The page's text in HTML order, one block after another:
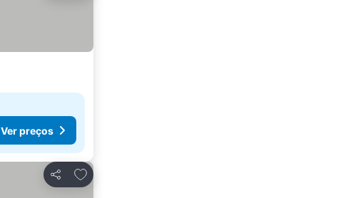
Ver preços
Partilhar
Adicionar aos favoritos